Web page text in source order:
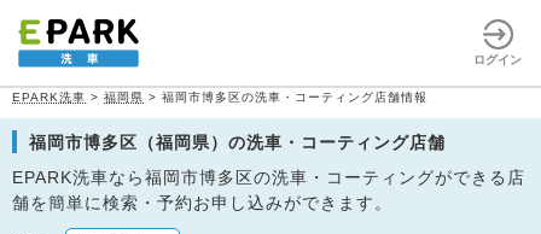
ログイン
EPARK洗車 > 福岡県 > 福岡市博多区の洗車・コーティング店舗情報
福岡市博多区（福岡県）の洗車・コーティング店舗
EPARK洗車なら福岡市博多区の洗車・コーティングができる店
舗を簡単に検索・予約お申し込みができます。